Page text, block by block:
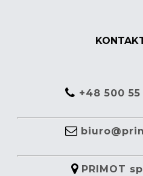
+48 500 55
PRIMOT